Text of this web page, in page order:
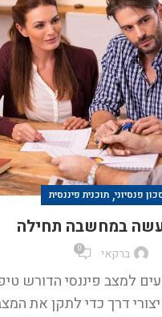
פנסיוני, תוכנית פיננסית
במחשבה תחילה
ברקאי 0
למצב פיננסי הדורש
דרך כדי לתקן את